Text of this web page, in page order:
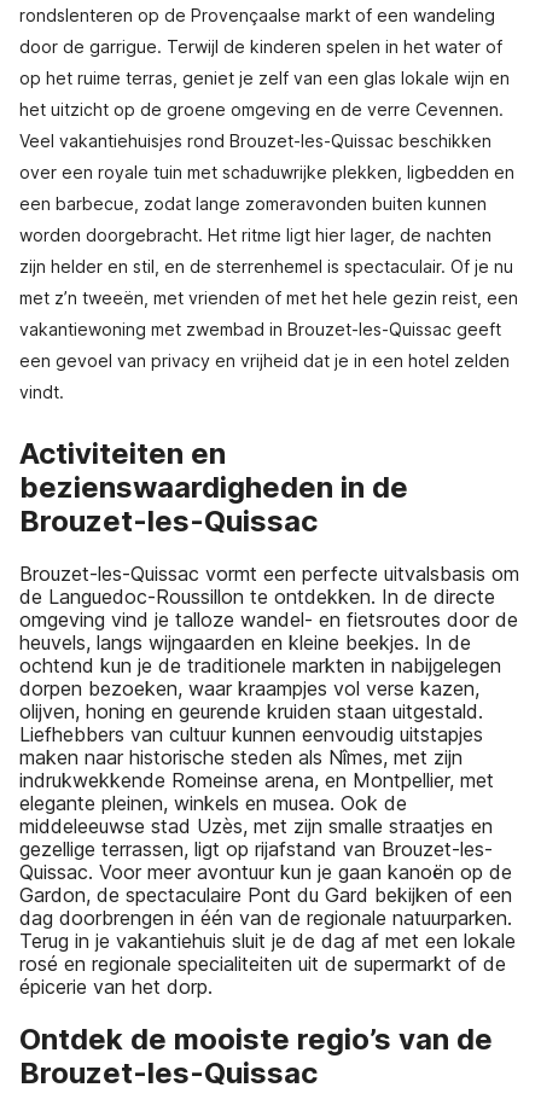
rondslenteren op de Provençaalse markt of een wandeling
door de garrigue. Terwijl de kinderen spelen in het water of
op het ruime terras, geniet je zelf van een glas lokale wijn en
het uitzicht op de groene omgeving en de verre Cevennen.
Veel vakantiehuisjes rond Brouzet-les-Quissac beschikken
over een royale tuin met schaduwrijke plekken, ligbedden en
een barbecue, zodat lange zomeravonden buiten kunnen
worden doorgebracht. Het ritme ligt hier lager, de nachten
zijn helder en stil, en de sterrenhemel is spectaculair. Of je nu
met z’n tweeën, met vrienden of met het hele gezin reist, een
vakantiewoning met zwembad in Brouzet-les-Quissac geeft
een gevoel van privacy en vrijheid dat je in een hotel zelden
vindt.
Activiteiten en
bezienswaardigheden in de
Brouzet-les-Quissac
Brouzet-les-Quissac vormt een perfecte uitvalsbasis om
de Languedoc-Roussillon te ontdekken. In de directe
omgeving vind je talloze wandel- en fietsroutes door de
heuvels, langs wijngaarden en kleine beekjes. In de
ochtend kun je de traditionele markten in nabijgelegen
dorpen bezoeken, waar kraampjes vol verse kazen,
olijven, honing en geurende kruiden staan uitgestald.
Liefhebbers van cultuur kunnen eenvoudig uitstapjes
maken naar historische steden als Nîmes, met zijn
indrukwekkende Romeinse arena, en Montpellier, met
elegante pleinen, winkels en musea. Ook de
middeleeuwse stad Uzès, met zijn smalle straatjes en
gezellige terrassen, ligt op rijafstand van Brouzet-les-
Quissac. Voor meer avontuur kun je gaan kanoën op de
Gardon, de spectaculaire Pont du Gard bekijken of een
dag doorbrengen in één van de regionale natuurparken.
Terug in je vakantiehuis sluit je de dag af met een lokale
rosé en regionale specialiteiten uit de supermarkt of de
épicerie van het dorp.
Ontdek de mooiste regio’s van de
Brouzet-les-Quissac